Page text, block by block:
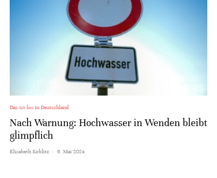
Das ist los in Deutschland
Nach Warnung: Hochwasser in Wenden bleibt
glimpflich
Elisabeth Koblitz · 6. Mai 2024